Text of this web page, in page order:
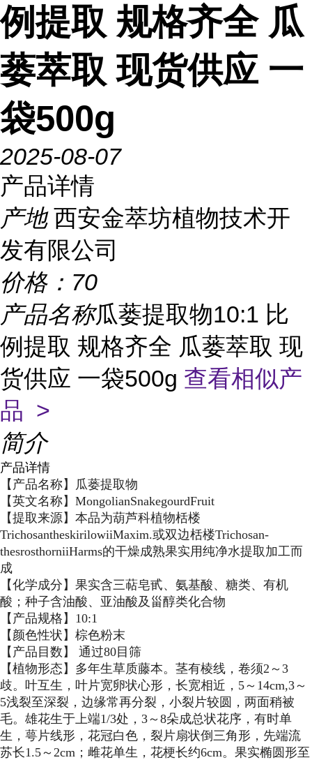
例提取 规格齐全 瓜
蒌萃取 现货供应 一
袋500g
2025-08-07
产品详情
产地 西安金萃坊植物技术开
发有限公司
价格： 70
产品名称瓜蒌提取物10:1 比
例提取 规格齐全 瓜蒌萃取 现
货供应 一袋500g 查看相似产
品 >
简介
产品详情
【产品名称】瓜蒌提取物
【英文名称】MongolianSnakegourdFruit
【提取来源】本品为葫芦科植物栝楼
TrichosantheskirilowiiMaxim.或双边栝楼Trichosan-
thesrosthorniiHarms的干燥成熟果实用纯净水提取加工而
成
【化学成分】果实含三萜皂甙、氨基酸、糖类、有机
酸；种子含油酸、亚油酸及甾醇类化合物
【产品规格】10:1
【颜色性状】棕色粉末
【产品目数】 通过80目筛
【植物形态】多年生草质藤本。茎有棱线，卷须2～3
歧。叶互生，叶片宽卵状心形，长宽相近，5～14cm,3～
5浅裂至深裂，边缘常再分裂，小裂片较圆，两面稍被
毛。雄花生于上端1/3处，3～8朵成总状花序，有时单
生，萼片线形，花冠白色，裂片扇状倒三角形，先端流
苏长1.5～2cm；雌花单生，花梗长约6cm。果实椭圆形至